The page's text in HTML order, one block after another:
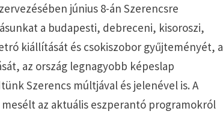
június 8-án Szerencsre
a budapesti, debreceni, kisoroszi,
kiállítását és csokiszobor gyűjteményét, a
az ország legnagyobb képeslap
Szerencs múltjával és jelenével is. A
az aktuális eszperantó programokról